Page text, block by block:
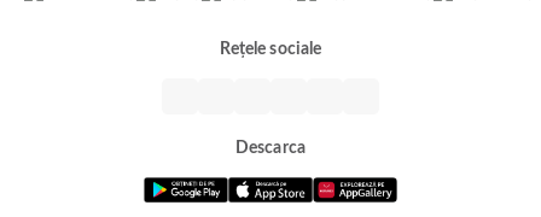
Rețele sociale
Descarca